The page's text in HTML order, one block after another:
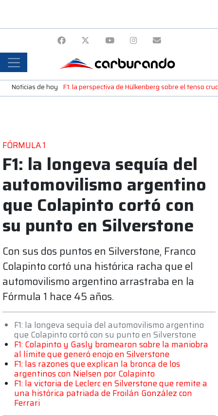
Noticias de hoy F1: la perspectiva de Hülkenberg sobre el tenso
FÓRMULA 1
F1: la longeva sequía del
automovilismo argentino
que Colapinto cortó con
su punto en Silverstone
Con sus dos puntos en Silverstone, Franco
Colapinto cortó una histórica racha que el
automovilismo argentino arrastraba en la
Fórmula 1 hace 45 años.
F1: la longeva sequía del automovilismo argentino
que Colapinto cortó con su punto en Silverstone
F1: Colapinto y Gasly bromearon sobre la maniobra
al límite que generó enojo en Silverstone
F1: las razones que explican la bronca de los
argentinos con Nielsen por Colapinto
F1: la victoria de Leclerc en Silverstone que remite a
una histórica patriada de Froilán González con
Ferrari